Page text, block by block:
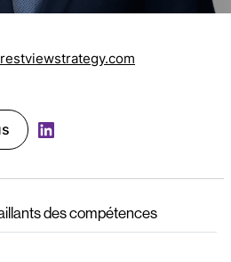
LinkedIn
des compétences